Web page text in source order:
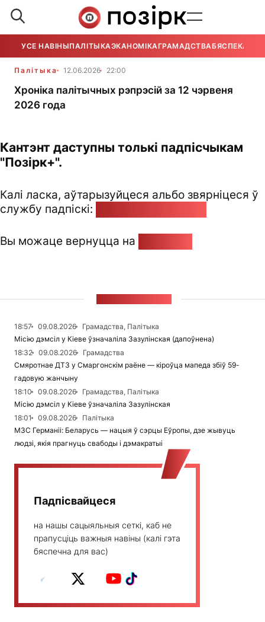
УСЕ НАВІНЫПАЛІТЫКАЭКАНОМІКАГРАМАДСТВАБЯСПЕКА
Палітыка 12.06.2026 22:00
Хроніка палітычных рэпрэсій за 12 чэрвеня
2026 года
Кантэнт даступны толькі падпісчыкам
"Позірк+".
Калі ласка, аўтарызуйцеся альбо звярніцеся ў
службу падпіскі:
Вы можаце вернуцца на
18:57 09.08.2026
Грамадства, Палітыка
Місію дэмсіл у Кіеве ўзначаліла Зазулінская (дапоўнена)
18:32
09.08.2026
Грамадства
Смяротнае ДТЗ у Смаргонскім раёне — кіроўца мапеда збіў 59-
гадовую жанчыну
18:10
09.08.2026
Грамадства, Палітыка
Місію дэмсіл у Кіеве ўзначаліла Зазулінская
18:01
09.08.2026
Палітыка
МЗС Германіі: Беларусь — нацыя ў сэрцы Еўропы, дзе жывуць
людзі, якія прагнуць свабоды і дэмакратыі
Падпісвайцеся
на нашы сацыяльныя сеткі, каб не
прапусціць важныя навіны (калі гэта
бяспечна для вас)